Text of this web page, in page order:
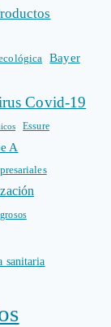
Bayer
Covid-19
Essure
A
sanitaria